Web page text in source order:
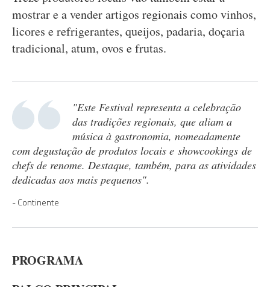
mostrar e a vender artigos regionais como vinhos,
licores e refrigerantes, queijos, padaria, doçaria
tradicional, atum, ovos e frutas.
"Este Festival representa a celebração
das tradições regionais, que aliam a
música à gastronomia, nomeadamente
com degustação de produtos locais e showcookings de
chefs de renome. Destaque, também, para as atividades
dedicadas aos mais pequenos".
Continente
PROGRAMA